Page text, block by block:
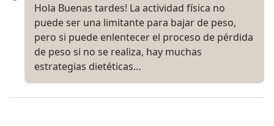
Hola Buenas tardes! La actividad física no
puede ser una limitante para bajar de peso,
pero si puede enlentecer el proceso de pérdida
de peso si no se realiza, hay muchas
estrategias dietéticas…